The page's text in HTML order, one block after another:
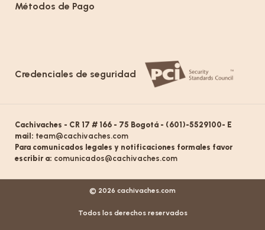
Métodos de Pago
Credenciales de seguridad
Cachivaches - CR 17 # 166 - 75 Bogotá - (601)-5529100- E
mail: team@cachivaches.com
Para comunicados legales y notificaciones formales favor
escribir a: comunicados@cachivaches.com
© 2026 cachivaches.com
Todos los derechos reservados